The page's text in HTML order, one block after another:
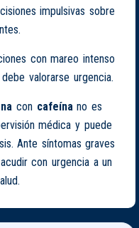
impulsivas sobre
con mareo intenso
valorarse urgencia.
con cafeínano es
médica y puede
Ante síntomas graves
con urgencia a un